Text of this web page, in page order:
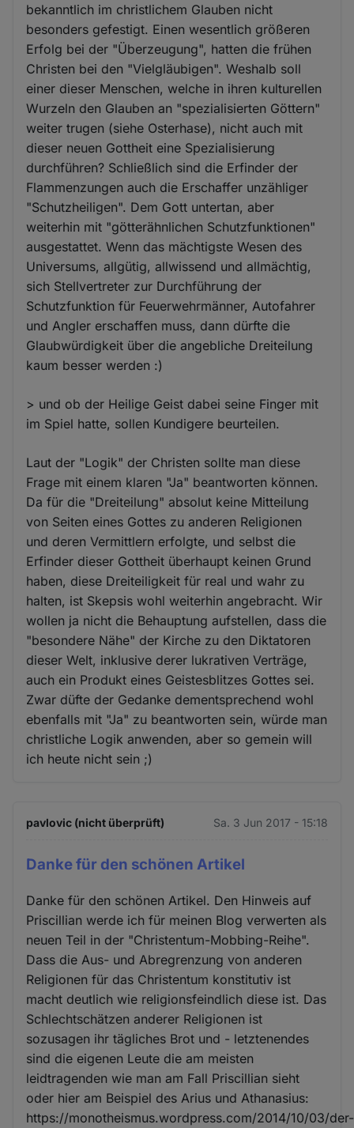
bekanntlich im christlichem Glauben nicht
besonders gefestigt. Einen wesentlich größeren
Erfolg bei der "Überzeugung", hatten die frühen
Christen bei den "Vielgläubigen". Weshalb soll
einer dieser Menschen, welche in ihren kulturellen
Wurzeln den Glauben an "spezialisierten Göttern"
weiter trugen (siehe Osterhase), nicht auch mit
dieser neuen Gottheit eine Spezialisierung
durchführen? Schließlich sind die Erfinder der
Flammenzungen auch die Erschaffer unzähliger
"Schutzheiligen". Dem Gott untertan, aber
weiterhin mit "götterähnlichen Schutzfunktionen"
ausgestattet. Wenn das mächtigste Wesen des
Universums, allgütig, allwissend und allmächtig,
sich Stellvertreter zur Durchführung der
Schutzfunktion für Feuerwehrmänner, Autofahrer
und Angler erschaffen muss, dann dürfte die
Glaubwürdigkeit über die angebliche Dreiteilung
kaum besser werden :)
> und ob der Heilige Geist dabei seine Finger mit
im Spiel hatte, sollen Kundigere beurteilen.
Laut der "Logik" der Christen sollte man diese
Frage mit einem klaren "Ja" beantworten können.
Da für die "Dreiteilung" absolut keine Mitteilung
von Seiten eines Gottes zu anderen Religionen
und deren Vermittlern erfolgte, und selbst die
Erfinder dieser Gottheit überhaupt keinen Grund
haben, diese Dreiteiligkeit für real und wahr zu
halten, ist Skepsis wohl weiterhin angebracht. Wir
wollen ja nicht die Behauptung aufstellen, dass die
"besondere Nähe" der Kirche zu den Diktatoren
dieser Welt, inklusive derer lukrativen Verträge,
auch ein Produkt eines Geistesblitzes Gottes sei.
Zwar düfte der Gedanke dementsprechend wohl
ebenfalls mit "Ja" zu beantworten sein, würde man
christliche Logik anwenden, aber so gemein will
ich heute nicht sein ;)
pavlovic (nicht überprüft) Sa. 3 Jun 2017 - 15:18
Danke für den schönen Artikel
Danke für den schönen Artikel. Den Hinweis auf
Priscillian werde ich für meinen Blog verwerten als
neuen Teil in der "Christentum-Mobbing-Reihe".
Dass die Aus- und Abregrenzung von anderen
Religionen für das Christentum konstitutiv ist
macht deutlich wie religionsfeindlich diese ist. Das
Schlechtschätzen anderer Religionen ist
sozusagen ihr tägliches Brot und - letztenendes
sind die eigenen Leute die am meisten
leidtragenden wie man am Fall Priscillian sieht
oder hier am Beispiel des Arius und Athanasius:
https://monotheismus.wordpress.com/2014/10/03/der-